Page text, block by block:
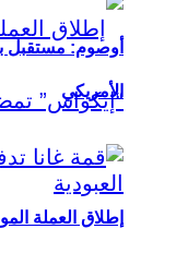
أوصوم: مستقبل
الأمريكي